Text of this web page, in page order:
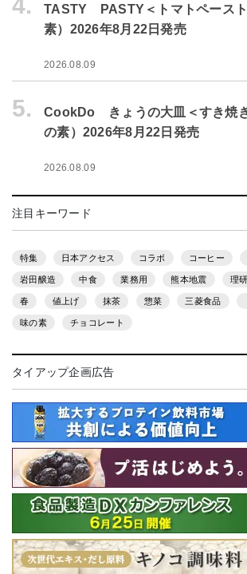
TASTY PASTY＜トマトペース
素）2026年8月22日発売
2026.08.09
5.
CookDo きょうの大皿＜すき焼
の素）2026年8月22日発売
2026.08.09
注目キーワード
特集 日本アクセス コラボ コーヒー
岩田醸造 中食 業務用 熊本地震 理
春 値上げ 抹茶 惣菜 三菱食品
味の素 チョコレート
タイアップ企画広告